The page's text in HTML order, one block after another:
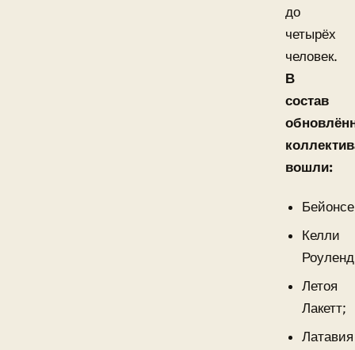
до
четырёх
человек.
В
состав
вошли:
Келли
Летоя
Лакетт;
Латавия